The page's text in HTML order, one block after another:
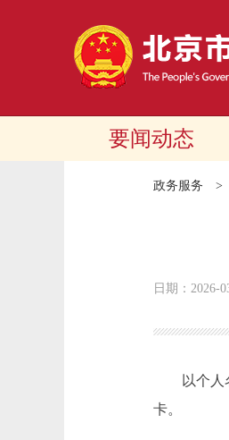
要闻动态
政务服务 >
日期：2026-
以个人名
卡。